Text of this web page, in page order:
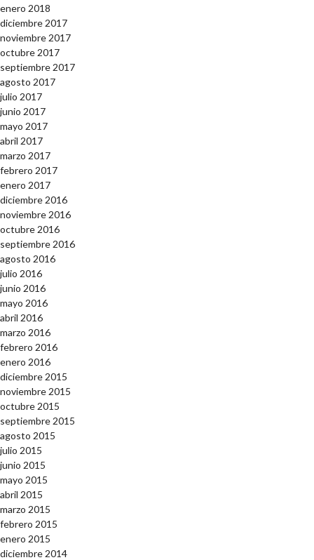
enero 2018
diciembre 2017
noviembre 2017
octubre 2017
septiembre 2017
agosto 2017
julio 2017
junio 2017
mayo 2017
abril 2017
marzo 2017
febrero 2017
enero 2017
diciembre 2016
noviembre 2016
octubre 2016
septiembre 2016
agosto 2016
julio 2016
junio 2016
mayo 2016
abril 2016
marzo 2016
febrero 2016
enero 2016
diciembre 2015
noviembre 2015
octubre 2015
septiembre 2015
agosto 2015
julio 2015
junio 2015
mayo 2015
abril 2015
marzo 2015
febrero 2015
enero 2015
diciembre 2014